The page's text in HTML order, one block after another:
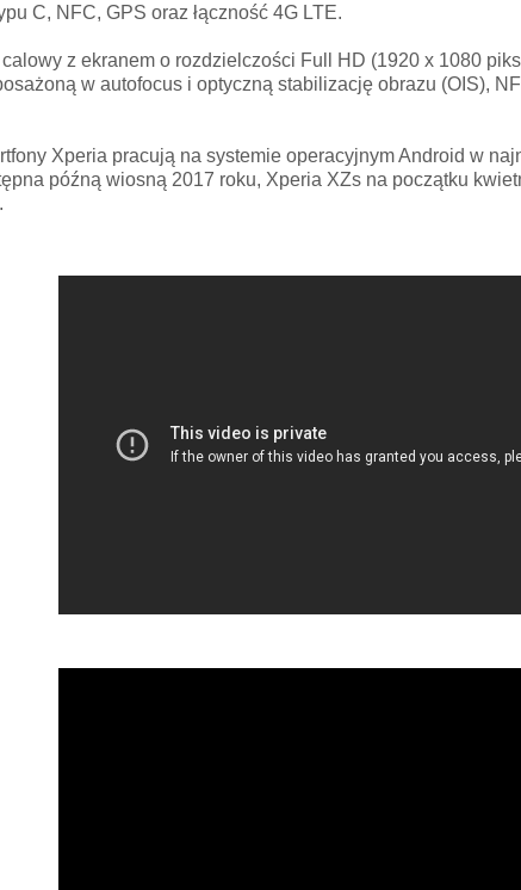
C, NFC, GPS oraz łączność 4G LTE.
z ekranem o rozdzielczości Full HD (1920 x 1080
w autofocus i optyczną stabilizację obrazu (OIS),
Xperia pracują na systemie operacyjnym Android w
późną wiosną 2017 roku, Xperia XZs na początku